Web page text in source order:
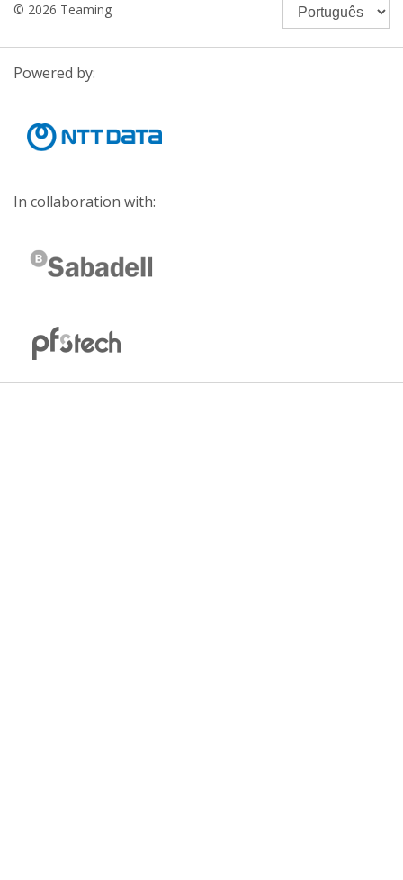
© 2026 Teaming
Powered by:
In collaboration with: